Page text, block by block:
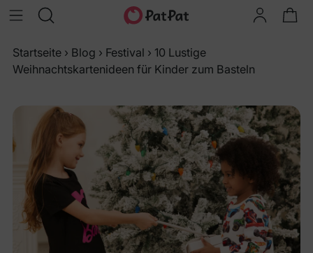
Startseite › Blog › Festival › 10 Lustige
Weihnachtskartenideen für Kinder zum Basteln